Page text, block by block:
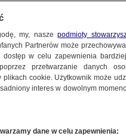
my, naszepodmioty
Partnerów może
w celu zapewnienia
przetwarzanie danych
cookie. Użytkownik może
interes w dowolnym
dane w celu zapewnienia: